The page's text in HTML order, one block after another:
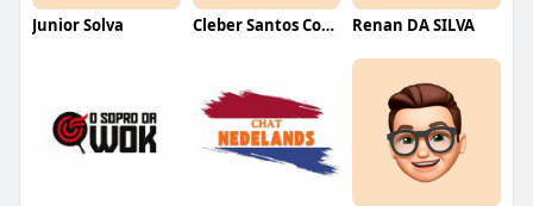
Junior Solva Cleber Santos Costa Renan DA SILVA